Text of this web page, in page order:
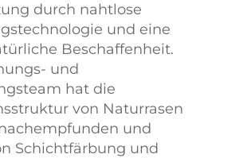
durch nahtlose
und eine
Beschaffenheit.
und
hat die
von Naturrasen
und
Schichtfärbung und